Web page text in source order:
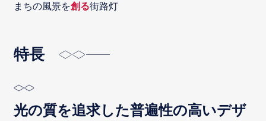
まちの風景を創る街路灯
特長
光の質を追求した普遍性の高いデザ